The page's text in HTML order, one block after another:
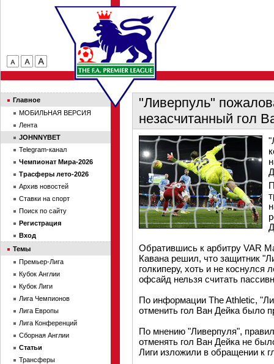
"Ливерпуль"
незасчитанный гол
Обратившись к арбитру VAR
Кавана решил, что защитник
голкиперу, хоть и не коснулся
офсайд нельзя считать
По информации The Athletic,
отменить гол Ван Дейка было
По мнению "Ливерпуля",
отменять гол Ван Дейка не
Лиги изложили в обращении к
Главное
МОБИЛЬНАЯ ВЕРСИЯ
Лента
JOHNNYBET
Telegram-канал
Чемпионат Мира-2026
Трасферы лето-2026
Архив новостей
Ставки на спорт
Поиск по сайту
Регистрация
Вход
Темы
Премьер-Лига
Кубок Англии
Кубок Лиги
Лига Чемпионов
Лига Европы
Лига Конференций
Сборная Англии
Статьи
Трансферы